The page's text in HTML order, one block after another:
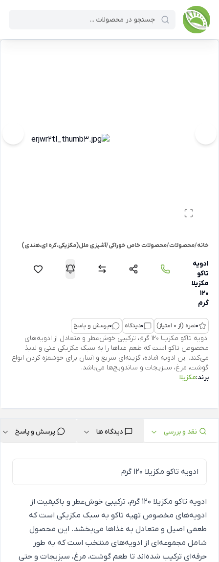
خانه/محصولات/محصولات خاص خوراکی/آشپزی ملل(مکزیکی،کره ای،هندی)
ادویه
تاکو
مکزیلا
120
گرم
0نمره (از 0 امتیاز) 0دیدگاه 0پرسش و پاسخ
ادویه تاکو مکزیلا 120 گرم، ترکیبی خوش‌عطر و متعادل از ادویه‌های
مخصوص تاکو است که طعم غذاها را به سبک مکزیکی غنی و لذیذ
می‌کند. این ادویه آماده، گزینه‌ای سریع و آسان برای خوشمزه کردن انواع
گوشت، مرغ، سبزیجات و ساندویچ‌ها می‌باشد.
برند:مکزیلا
نقد و بررسی دیدگاه ها پرسش و پاسخ
ادویه تاکو مکزیلا 120 گرم
ادویه تاکو مکزیلا 120 گرم، ترکیبی خوش‌عطر و باکیفیت از
ادویه‌های مخصوص تهیه تاکو به سبک مکزیکی است که
طعمی اصیل و متعادل به غذاها می‌بخشد. این محصول
شامل مجموعه‌ای از ادویه‌های منتخب است که به طور
حرفه‌ای ترکیب شده‌اند تا طعم گوشت، مرغ، سبزیجات و حتی